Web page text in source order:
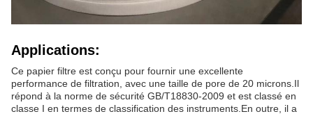
Applications:
Ce papier filtre est conçu pour fournir une excellente
performance de filtration, avec une taille de pore de 20 microns.Il
répond à la norme de sécurité GB/T18830-2009 et est classé en
classe I en termes de classification des instruments.En outre, il a